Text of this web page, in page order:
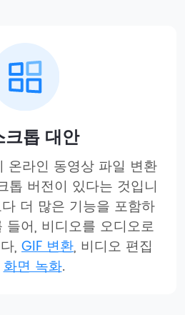
크톱 대안
온라인 동영상 파일 변환
톱 버전이 있다는 것입니
더 많은 기능을 포함하
들어, 비디오를 오디오로
, GIF 변환, 비디오 편집
화면 녹화.